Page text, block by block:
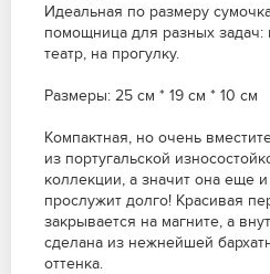
Идеальная по размеру
помощница для разных задач:
театр, на прогулку.
Размеры: 25 см * 19 см * 10 см
Компактная, но очень
из португальской
коллекции, а значит она еще
прослужит долго! Красивая
закрывается на магните, а
сделана из нежнейшей
оттенка.